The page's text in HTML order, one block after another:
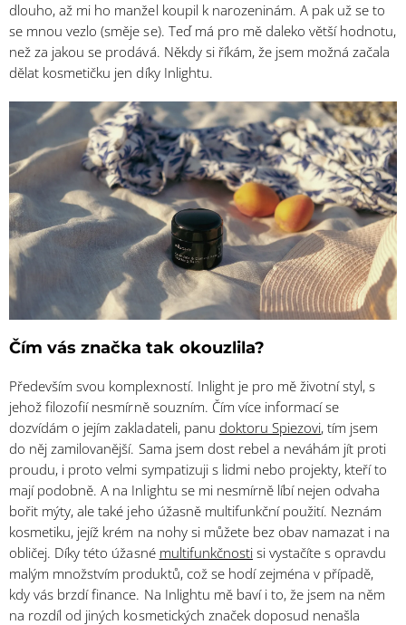
dlouho, až mi ho manžel koupil k narozeninám. A pak už se to
se mnou vezlo (směje se). Teď má pro mě daleko větší hodnotu,
než za jakou se prodává. Někdy si říkám, že jsem možná začala
dělat kosmetičku jen díky Inlightu.
Čím vás značka tak okouzlila?
Především svou komplexností. Inlight je pro mě životní styl, s
jehož filozofií nesmírně souzním. Čím více informací se
dozvídám o jejím zakladateli, panu doktoru Spiezovi, tím jsem
do něj zamilovanější. Sama jsem dost rebel a neváhám jít proti
proudu, i proto velmi sympatizuji s lidmi nebo projekty, kteří to
mají podobně. A na Inlightu se mi nesmírně líbí nejen odvaha
bořit mýty, ale také jeho úžasně multifunkční použití. Neznám
kosmetiku, jejíž krém na nohy si můžete bez obav namazat i na
obličej. Díky této úžasné multifunkčnostisi vystačíte s opravdu
malým množstvím produktů, což se hodí zejména v případě,
kdy vás brzdí finance. Na Inlightu mě baví i to, že jsem na něm
na rozdíl od jiných kosmetických značek doposud nenašla